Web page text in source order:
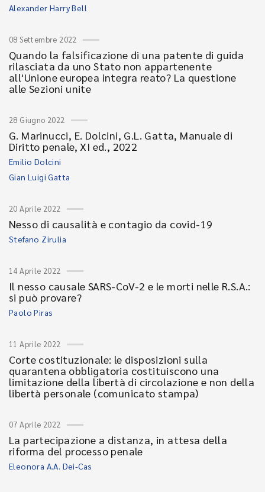
Alexander Harry Bell
08 Settembre 2022
Quando la falsificazione di una patente di guida
rilasciata da uno Stato non appartenente
all'Unione europea integra reato? La questione
alle Sezioni unite
28 Giugno 2022
G. Marinucci, E. Dolcini, G.L. Gatta, Manuale di
Diritto penale, XI ed., 2022
Emilio Dolcini
Gian Luigi Gatta
20 Aprile 2022
Nesso di causalità e contagio da covid-19
Stefano Zirulia
14 Aprile 2022
Il nesso causale SARS-CoV-2 e le morti nelle R.S.A.:
si può provare?
Paolo Piras
11 Aprile 2022
Corte costituzionale: le disposizioni sulla
quarantena obbligatoria costituiscono una
limitazione della libertà di circolazione e non della
libertà personale (comunicato stampa)
07 Aprile 2022
La partecipazione a distanza, in attesa della
riforma del processo penale
Eleonora A.A. Dei-Cas